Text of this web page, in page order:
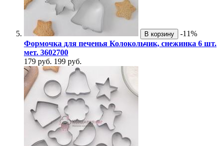
В корзину
-11%
Формочка для печенья Колокольчик, снежинка 6 шт.
мет. 3602700
179 руб. 199 руб.